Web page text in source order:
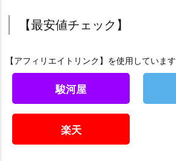
【最安値チェック】
【アフィリエイトリンク】を使用しています
駿河屋
楽天